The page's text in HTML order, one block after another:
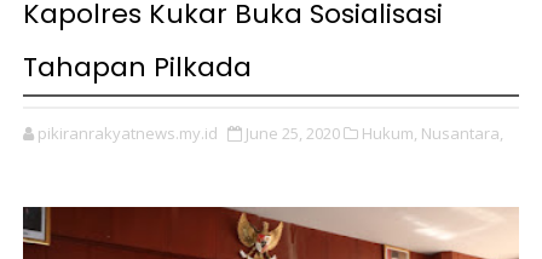
Kapolres Kukar Buka Sosialisasi
Tahapan Pilkada
pikiranrakyatnews.my.id June 25, 2020 Hukum, Nusantara,